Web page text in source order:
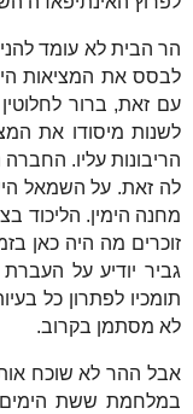
הר הבית לא עומד
לבסס את המציאות
עם זאת, ברור
לשנות מיסודו את
הריבונות עליו.
לה זאת. על השמאל
מחנה הימין. הליכוד
זוכרים מה היה כאן
גביר יודיע על
תומכיו לפתרון כל
לא מסתמן בקרוב.
אבל ההר לא שוכח
במלחמת ששת הימים,